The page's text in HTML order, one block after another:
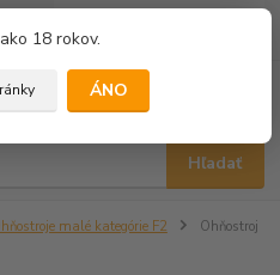
18 rokov.
ÁNO
Hľadať
malé kategórie F2
Ohňostroj